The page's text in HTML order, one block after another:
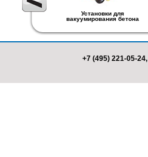
Установки для
вакуумирования бетона
+7 (495) 221-05-24,